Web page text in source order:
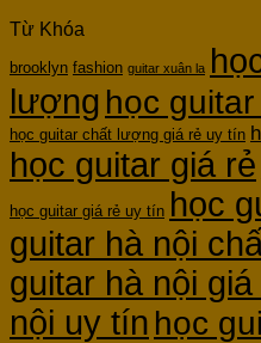
Từ Khóa
brooklyn fashion guitar xuân la
lượng học
học guitar chất lượng giá rẻ uy tín
học guitar giá rẻ
học guitar giá rẻ uy tín học
guitar hà nội
guitar hà nội giá
nội uy tín học